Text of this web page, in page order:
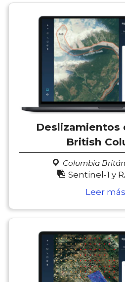
Deslizamientos
British
Columbia
Sentinel-1 y
Leer